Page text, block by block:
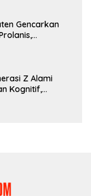
Gencarkan
Z Alami
Kognitif,